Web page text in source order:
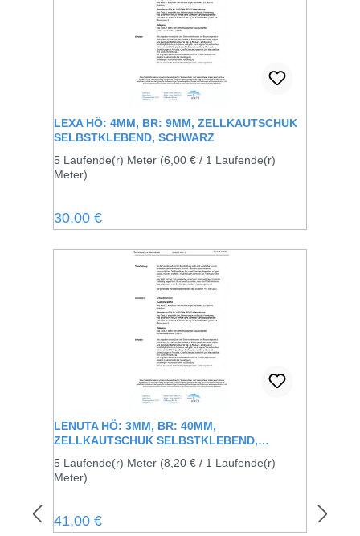
LEXA HÖ: 4MM, BR: 9MM, ZELLKAUTSCHUK
SELBSTKLEBEND, SCHWARZ
5 Laufende(r) Meter (6,00 € / 1 Laufende(r)
Meter)
Regulärer Preis:
30,00 €
LENUTA HÖ: 3MM, BR: 40MM,
ZELLKAUTSCHUK SELBSTKLEBEND,
5 Laufende(r) Meter (8,20 € / 1 Laufende(r)
Meter)
Regulärer Preis:
41,00 €